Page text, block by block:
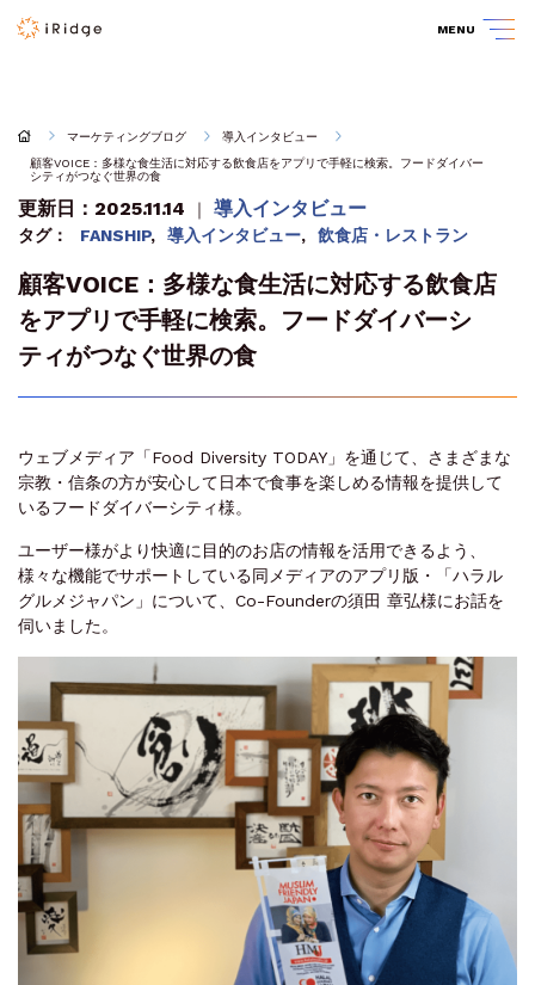
MENU
マーケティングブログ
導入インタビュー
顧客VOICE：多様な食生活に対応する飲食店をアプリで手軽に検索。フードダイバー
シティがつなぐ世界の食
更新日：2025.11.14 ｜ 導入インタビュー
タグ： FANSHIP, 導入インタビュー, 飲食店・レストラン
顧客VOICE：多様な食生活に対応する飲食店
をアプリで手軽に検索。フードダイバーシ
ティがつなぐ世界の食
ウェブメディア「Food Diversity TODAY」を通じて、さまざまな
宗教・信条の方が安心して日本で食事を楽しめる情報を提供して
いるフードダイバーシティ様。
ユーザー様がより快適に目的のお店の情報を活用できるよう、
様々な機能でサポートしている同メディアのアプリ版・「ハラル
グルメジャパン」について、Co-Founderの須田 章弘様にお話を
伺いました。